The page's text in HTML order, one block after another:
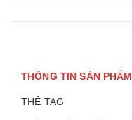
THÔNG TIN SẢN PHẨM
THẺ TAG